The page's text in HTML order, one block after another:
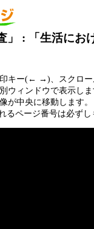
」 : 「生活に
キー(← →)、スクロ
ウィンドウで表示し
が中央に移動します。
るページ番号は必ず